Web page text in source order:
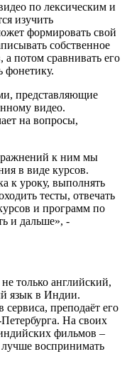
по лексическим и
изучить
формировать свой
собственное
потом сравнивать его
фонетику.
представляющие
видео.
на вопросы,
к ним мы
в виде курсов.
к уроку, выполнять
тесты, отвечать
и программ по
и дальше», -
только английский,
язык в Индии.
преподаёт его
На своих
фильмов –
лучше воспринимать